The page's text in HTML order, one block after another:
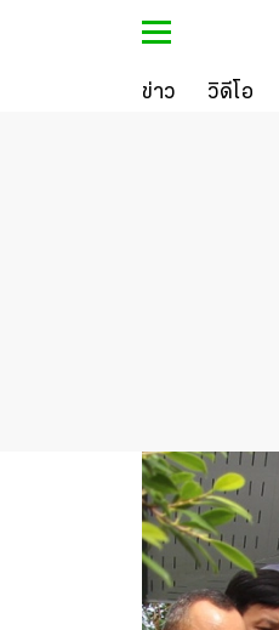
ข่าว วิดีโอ